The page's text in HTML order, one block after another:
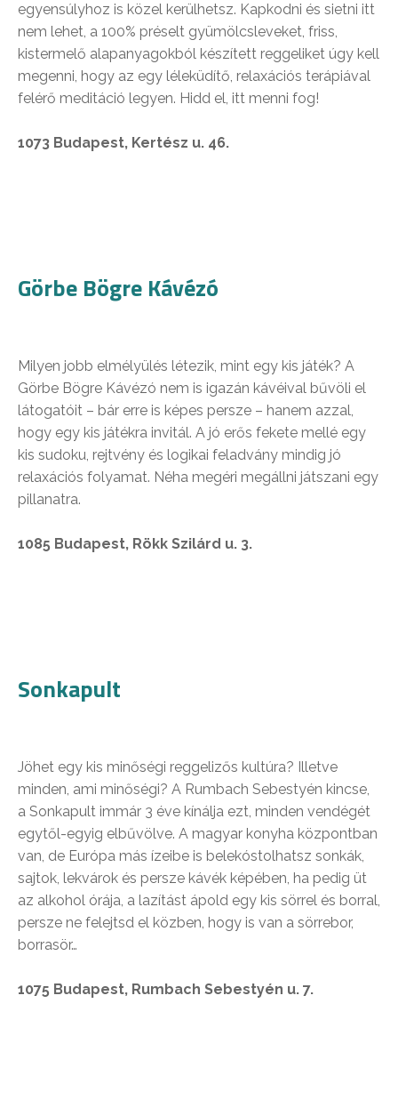
egyensúlyhoz is közel kerülhetsz. Kapkodni és sietni itt
nem lehet, a 100% préselt gyümölcsleveket, friss,
kistermelő alapanyagokból készített reggeliket úgy kell
megenni, hogy az egy léleküdítő, relaxációs terápiával
felérő meditáció legyen. Hidd el, itt menni fog!
1073 Budapest, Kertész u. 46.
Görbe Bögre Kávézó
Milyen jobb elmélyülés létezik, mint egy kis játék? A
Görbe Bögre Kávézó nem is igazán kávéival bűvöli el
látogatóit – bár erre is képes persze – hanem azzal,
hogy egy kis játékra invitál. A jó erős fekete mellé egy
kis sudoku, rejtvény és logikai feladvány mindig jó
relaxációs folyamat. Néha megéri megállni játszani egy
pillanatra.
1085 Budapest, Rökk Szilárd u. 3.
Sonkapult
Jöhet egy kis minőségi reggelizős kultúra? Illetve
minden, ami minőségi? A Rumbach Sebestyén kincse,
a Sonkapult immár 3 éve kínálja ezt, minden vendégét
egytől-egyig elbűvölve. A magyar konyha központban
van, de Európa más ízeibe is belekóstolhatsz sonkák,
sajtok, lekvárok és persze kávék képében, ha pedig üt
az alkohol órája, a lazítást ápold egy kis sörrel és borral,
persze ne felejtsd el közben, hogy is van a sörrebor,
borrasör…
1075 Budapest, Rumbach Sebestyén u. 7.